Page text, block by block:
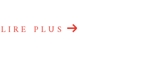
LIRE PLUS